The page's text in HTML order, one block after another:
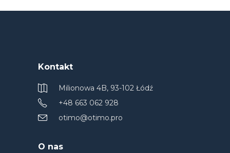
Kontakt
Milionowa 4B, 93-102 Łódź
+48 663 062 928
otimo@otimo.pro
O nas